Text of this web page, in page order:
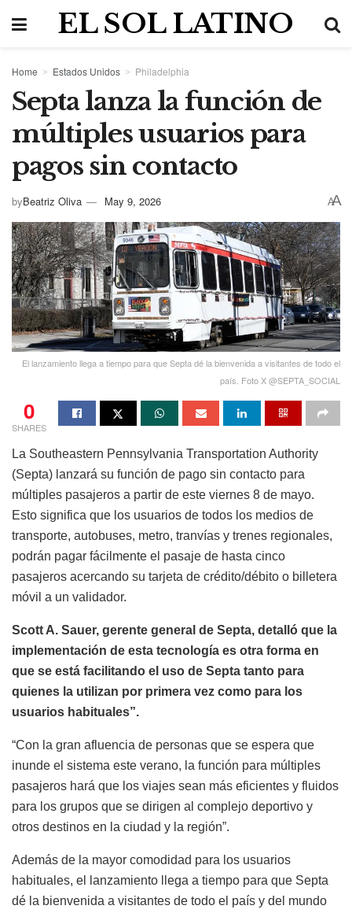
EL SOL LATINO
Home Estados Unidos Philadelphia
Septa lanza la función de
múltiples usuarios para
pagos sin contacto
byBeatriz Oliva May 9, 2026 AA
El lanzamiento llega a tiempo para que Septa dé la bienvenida a visitantes de todo el
país. Foto X @SEPTA_SOCIAL
0
SHARES
La Southeastern Pennsylvania Transportation Authority
(Septa) lanzará su función de pago sin contacto para
múltiples pasajeros a partir de este viernes 8 de mayo.
Esto significa que los usuarios de todos los medios de
transporte, autobuses, metro, tranvías y trenes regionales,
podrán pagar fácilmente el pasaje de hasta cinco
pasajeros acercando su tarjeta de crédito/débito o billetera
móvil a un validador.
Scott A. Sauer, gerente general de Septa, detalló que la
implementación de esta tecnología es otra forma en
que se está facilitando el uso de Septa tanto para
quienes la utilizan por primera vez como para los
usuarios habituales”.
“Con la gran afluencia de personas que se espera que
inunde el sistema este verano, la función para múltiples
pasajeros hará que los viajes sean más eficientes y fluidos
para los grupos que se dirigen al complejo deportivo y
otros destinos en la ciudad y la región”.
Además de la mayor comodidad para los usuarios
habituales, el lanzamiento llega a tiempo para que Septa
dé la bienvenida a visitantes de todo el país y del mundo